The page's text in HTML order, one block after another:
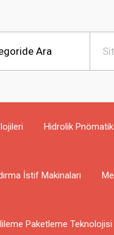
Hidrolik
İstif Makinaları
Paketleme Teknolojisi